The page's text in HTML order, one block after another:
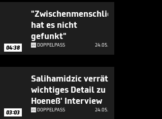
04:38
"Zwischenmenschlich
hat es nicht
gefunkt"
DOPPELPASS 24.05.
03:03
Salihamidzic verrät
wichtiges Detail zu
Hoeneß' Interview
DOPPELPASS 24.05.